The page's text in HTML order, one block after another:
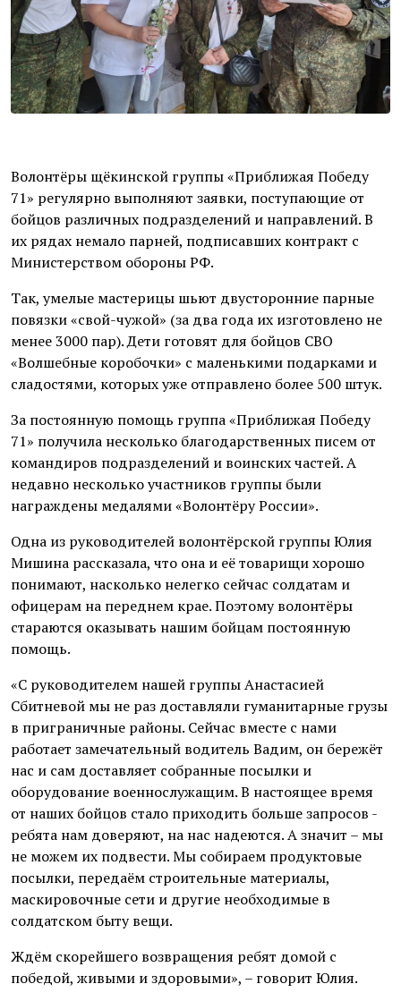
Волонтёры щёкинской группы «Приближая Победу
71» регулярно выполняют заявки, поступающие от
бойцов различных подразделений и направлений. В
их рядах немало парней, подписавших контракт с
Министерством обороны РФ.
Так, умелые мастерицы шьют двусторонние парные
повязки «свой-чужой» (за два года их изготовлено не
менее 3000 пар). Дети готовят для бойцов СВО
«Волшебные коробочки» с маленькими подарками и
сладостями, которых уже отправлено более 500 штук.
За постоянную помощь группа «Приближая Победу
71» получила несколько благодарственных писем от
командиров подразделений и воинских частей. А
недавно несколько участников группы были
награждены медалями «Волонтёру России».
Одна из руководителей волонтёрской группы Юлия
Мишина рассказала, что она и её товарищи хорошо
понимают, насколько нелегко сейчас солдатам и
офицерам на переднем крае. Поэтому волонтёры
стараются оказывать нашим бойцам постоянную
помощь.
«С руководителем нашей группы Анастасией
Сбитневой мы не раз доставляли гуманитарные грузы
в приграничные районы. Сейчас вместе с нами
работает замечательный водитель Вадим, он бережёт
нас и сам доставляет собранные посылки и
оборудование военнослужащим. В настоящее время
от наших бойцов стало приходить больше запросов -
ребята нам доверяют, на нас надеются. А значит – мы
не можем их подвести. Мы собираем продуктовые
посылки, передаём строительные материалы,
маскировочные сети и другие необходимые в
солдатском быту вещи.
Ждём скорейшего возвращения ребят домой с
победой, живыми и здоровыми», – говорит Юлия.